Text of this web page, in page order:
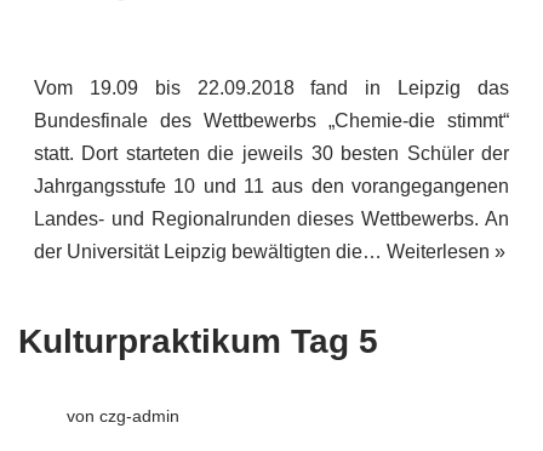
Vom 19.09 bis 22.09.2018 fand in Leipzig das
Bundesfinale des Wettbewerbs „Chemie-die stimmt“
statt. Dort starteten die jeweils 30 besten Schüler der
Jahrgangsstufe 10 und 11 aus den vorangegangenen
Landes- und Regionalrunden dieses Wettbewerbs. An
der Universität Leipzig bewältigten die… Weiterlesen »
Kulturpraktikum Tag 5
von czg-admin